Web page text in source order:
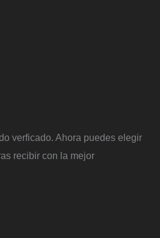
verficado. Ahora puedes elegir
recibir con la mejor